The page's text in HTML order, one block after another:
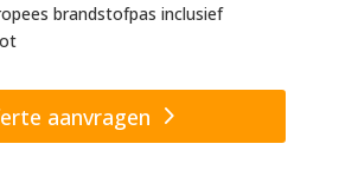
brandstofpas inclusief
aanvragen